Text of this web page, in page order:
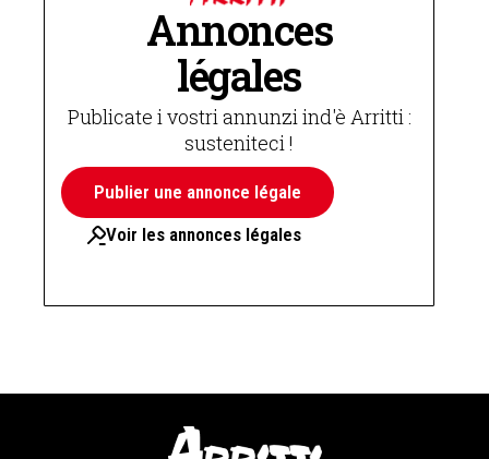
Annonces
légales
Publicate i vostri annunzi ind'è Arritti :
susteniteci !
Publier une annonce légale
Voir les annonces légales